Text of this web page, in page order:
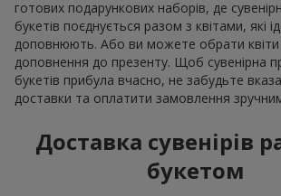
готових подарункових наборів, де
букетів поєднується разом з квітами, які
доповнюють. Або ви можете обрати квіти
доповнення до презенту. Щоб сувенірна
букетів прибула вчасно, не забудьте
доставки та оплатити замовлення
Доставка сувенірів
букетом